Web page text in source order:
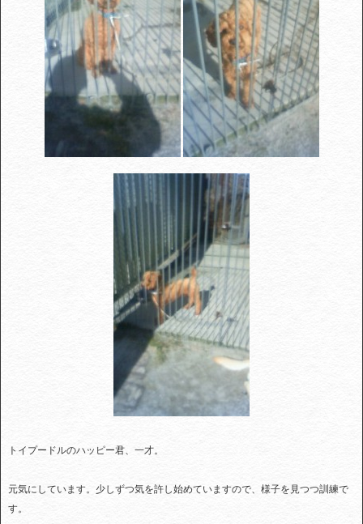
トイプードルのハッピー君、一才。
元気にしています。少しずつ気を許し始めていますので、様子を見つつ訓練で
す。